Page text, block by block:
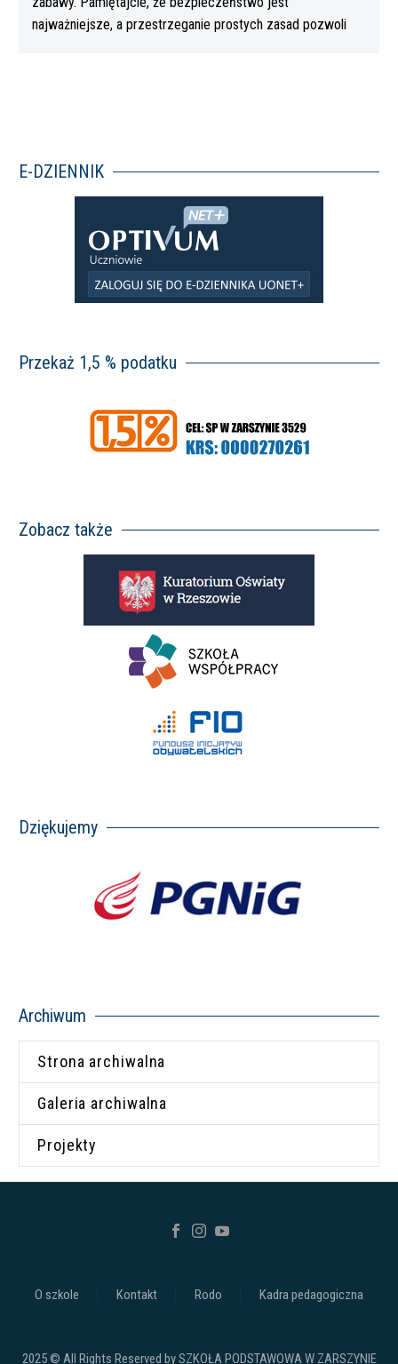
najważniejsze, a przestrzeganie prostych zasad pozwoli
E-DZIENNIK
Przekaż 1,5 % podatku
Zobacz także
Dziękujemy
Archiwum
Strona archiwalna
Galeria archiwalna
Projekty
O szkole Kontakt Rodo Kadra pedagogiczna
2025 © All Rights Reserved by SZKOŁA PODSTAWOWA W ZARSZYNIE